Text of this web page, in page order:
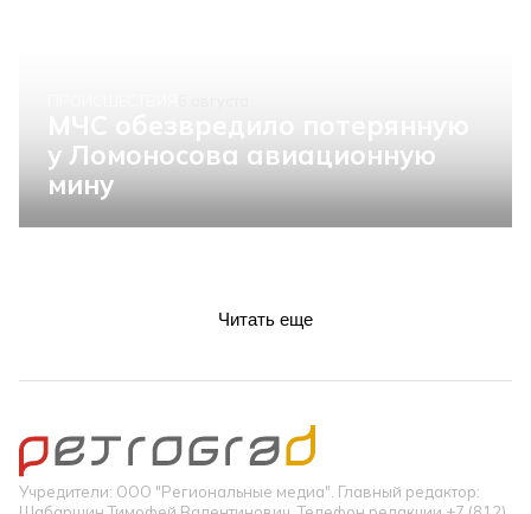
у Ломоносова авиационную
мину
Читать еще
Учредители: ООО "Региональные медиа". Главный редактор: